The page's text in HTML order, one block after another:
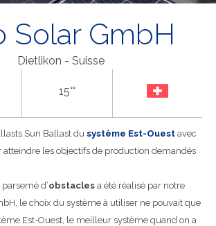
Solar GmbH
Dietlikon - Suisse
15°°
Sun Ballast du système Est-Ouest avec
atteindre les objectifs de production demandés
d’obstacles a été réalisé par notre
le choix du système à utiliser ne pouvait que
Est-Ouest, le meilleur système quand on a